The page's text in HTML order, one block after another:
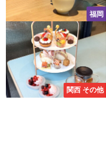
福岡
関西 その他